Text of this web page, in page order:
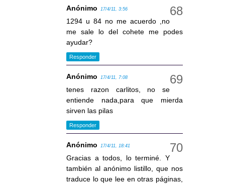
Anónimo 17/4/11, 3:56
1294 u 84 no me acuerdo ,no
me sale lo del cohete me podes
ayudar?
Responder
Anónimo 17/4/11, 7:08
tenes razon carlitos, no se
entiende nada,para que mierda
sirven las pilas
Responder
Anónimo 17/4/11, 18:41
Gracias a todos, lo terminé. Y
también al anónimo listillo, que nos
traduce lo que lee en otras páginas,